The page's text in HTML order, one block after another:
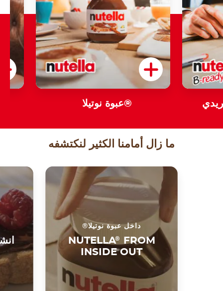
عبوة نوتيلا®
ما زال أمامنا الكثير لنكتشفه
داخل عبوة نوتيلا®
NUTELLA®
FROM
INSIDE OUT